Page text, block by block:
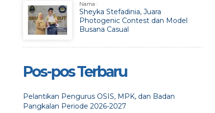
Nama :
Sheyka Stefadinia, Juara
Photogenic Contest dan Model
Busana Casual
Pos-pos Terbaru
Pelantikan Pengurus OSIS, MPK, dan Badan
Pangkalan Periode 2026-2027